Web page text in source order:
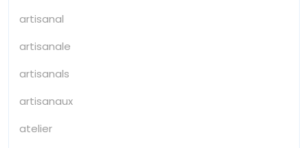
artisanal
artisanale
artisanals
artisanaux
atelier